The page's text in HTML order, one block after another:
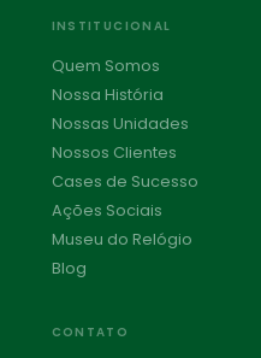
INSTITUCIONAL
Quem Somos
Nossa História
Nossas Unidades
Nossos Clientes
Cases de Sucesso
Ações Sociais
Museu do Relógio
Blog
CONTATO